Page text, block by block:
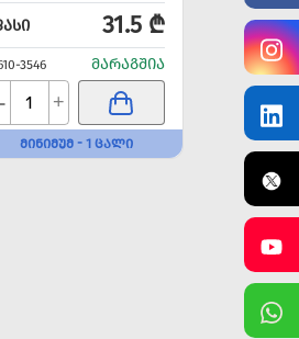
31.5 ₾
3546 ᲛᲐᲠᲐᲒᲨᲘᲐ
+
ᲛᲘᲜᲘᲛᲣᲛ - 1 ᲪᲐᲚᲘ